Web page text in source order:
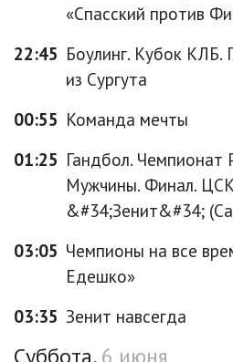
«Спасский против
22:45 Боулинг. Кубок КЛБ.
из Сургута
00:55 Команда мечты
01:25 Гандбол. Чемпионат
Мужчины. Финал.
&#34;Зенит&#34;
03:05 Чемпионы на все
Едешко»
03:35 Зенит навсегда
Суббота,6 июня